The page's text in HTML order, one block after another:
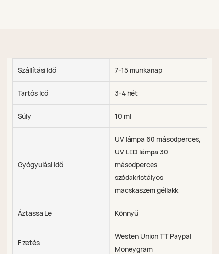
Szállítási Idő 7-15 munkanap
Tartós Idő 3-4 hét
Súly 10 ml
Gyógyulási Idő
UV lámpa 60 másodperces,
UV LED lámpa 30
másodperces
szódakristályos
macskaszem géllakk
Áztassa Le Könnyű
Fizetés
Westen Union TT Paypal
Moneygram